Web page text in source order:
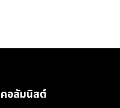
คอลัมนิสต์